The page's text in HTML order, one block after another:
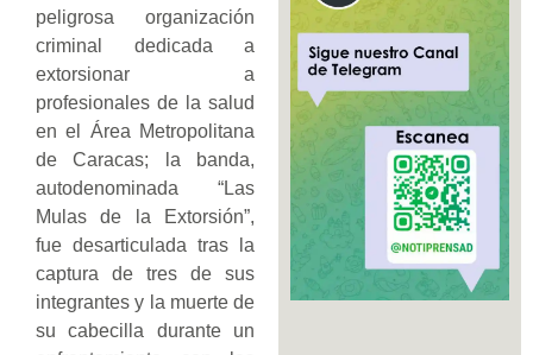
peligrosa organización
criminal dedicada a
extorsionar a
profesionales de la salud
en el Área Metropolitana
de Caracas; la banda,
autodenominada “Las
Mulas de la Extorsión”,
fue desarticulada tras la
captura de tres de sus
integrantes y la muerte de
su cabecilla durante un